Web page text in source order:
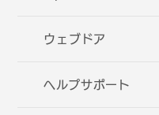
ウェブドア
ヘルプサポート